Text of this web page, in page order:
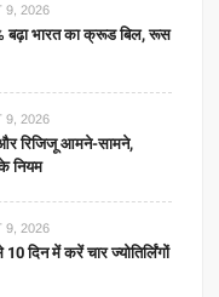
9, 2026
भारत का क्रूड बिल, रूस
9, 2026
और रिजिजू आमने-सामने,
नियम
9, 2026
दिन में करें चार ज्योतिर्लिंगों